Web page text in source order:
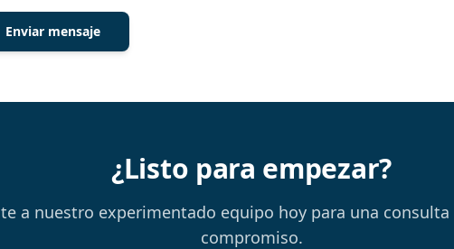
Enviar mensaje
¿Listo para empezar?
a nuestro experimentado equipo hoy para una
compromiso.